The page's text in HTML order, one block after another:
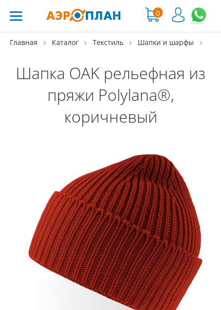
0
Главная Каталог Текстиль Шапки и шарфы
Шапка OAK рельефная из
пряжи Polylana®,
коричневый